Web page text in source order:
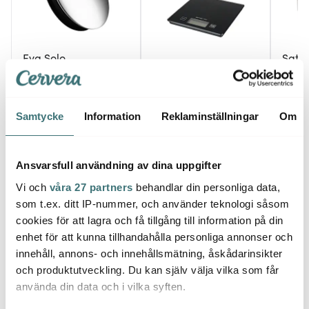
Samtycke Information Reklaminställningar Om
Ansvarsfull användning av dina uppgifter
Vi och våra 27 partners behandlar din personliga data,
som t.ex. ditt IP-nummer, och använder teknologi såsom
cookies för att lagra och få tillgång till information på din
enhet för att kunna tillhandahålla personliga annonser och
innehåll, annons- och innehållsmätning, åskådarinsikter
och produktutveckling. Du kan själv välja vilka som får
använda din data och i vilka syften.
Eva Solo
Vipplock till Eva Solo
karaff Stål
171 kr 229 kr 129 kr
set 3
489
Låt dig inspireras av våra kunder